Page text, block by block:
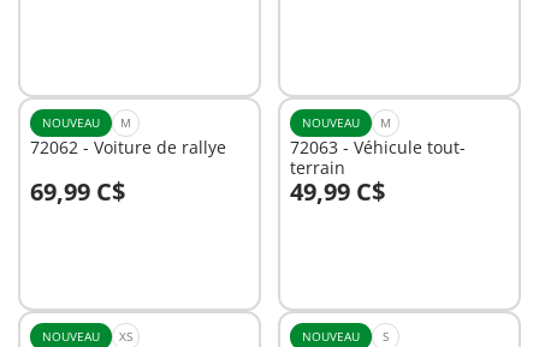
NOUVEAU M
72062 - Voiture de rallye
69,99 C$
Au panier
NOUVEAU M
72063 - Véhicule tout-
terrain
49,99 C$
Au panier
NOUVEAU XS NOUVEAU S